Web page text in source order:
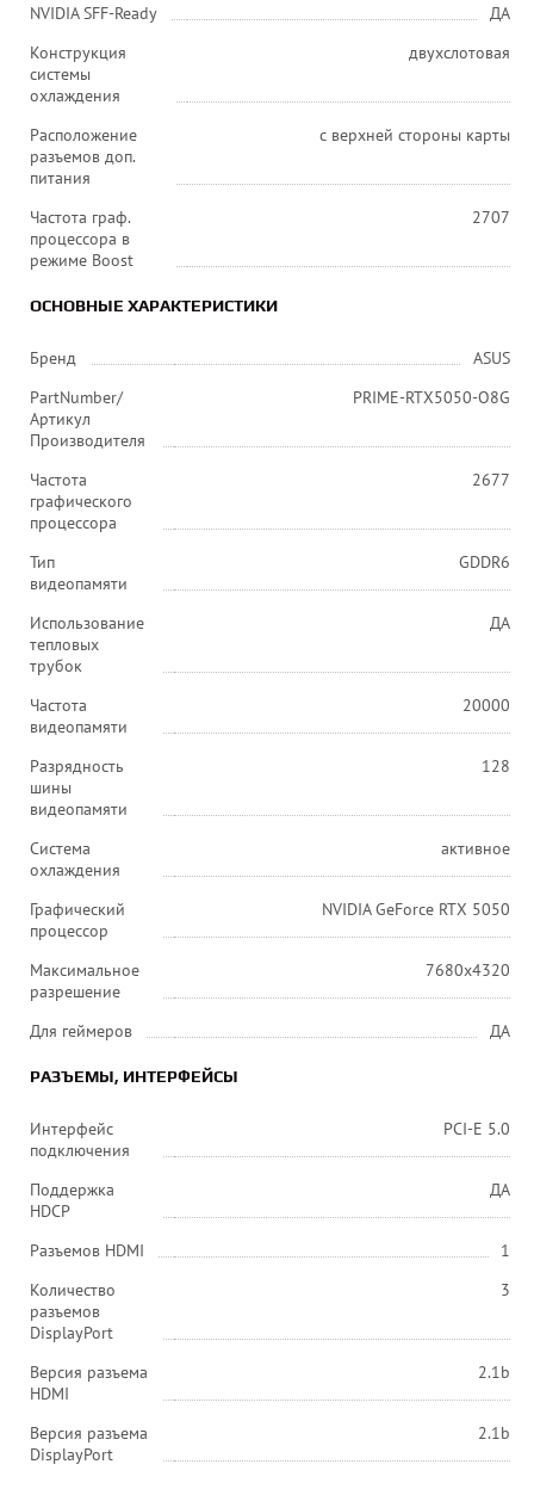
NVIDIA SFF-Ready
ДА
Конструкция
системы
охлаждения
двухслотовая
Расположение
разъемов доп.
питания
с верхней стороны карты
Частота граф.
процессора в
режиме Boost
2707
ОСНОВНЫЕ ХАРАКТЕРИСТИКИ
Бренд
ASUS
PartNumber/
Артикул
Производителя
PRIME-RTX5050-O8G
Частота
графического
процессора
2677
Тип
видеопамяти
GDDR6
Использование
тепловых
трубок
ДА
Частота
видеопамяти
20000
Разрядность
шины
видеопамяти
128
Система
охлаждения
активное
Графический
процессор
NVIDIA GeForce RTX 5050
Максимальное
разрешение
7680x4320
Для геймеров ДА
РАЗЪЕМЫ, ИНТЕРФЕЙСЫ
Интерфейс
подключения
PCI-E 5.0
Поддержка
HDCP
ДА
Разъемов HDMI
1
Количество
разъемов
DisplayPort
3
Версия разъема
HDMI
2.1b
Версия разъема
DisplayPort
2.1b